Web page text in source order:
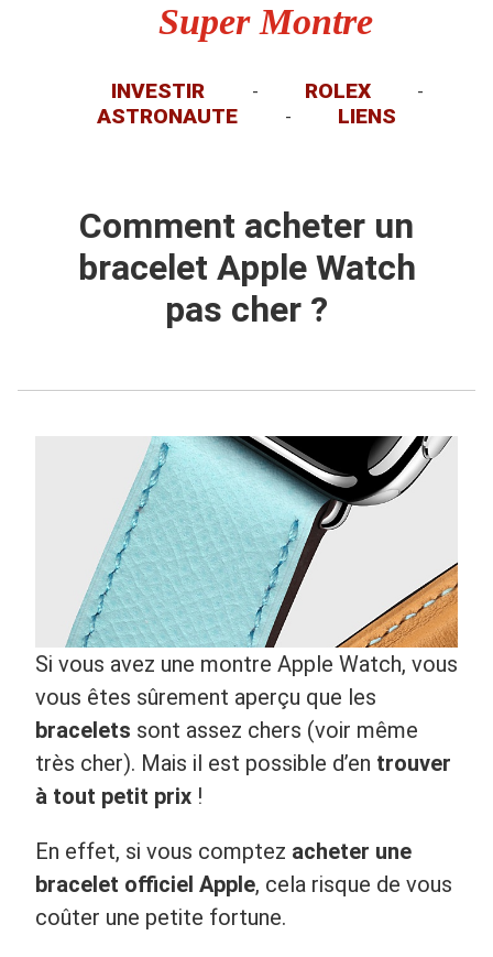
Super Montre
INVESTIR - ROLEX -
ASTRONAUTE - LIENS
Comment acheter un
bracelet Apple Watch
pas cher ?
Si vous avez une montre Apple Watch, vous
vous êtes sûrement aperçu que les
bracelets sont assez chers (voir même
très cher). Mais il est possible d’en trouver
à tout petit prix !
En effet, si vous comptez acheter une
bracelet officiel Apple, cela risque de vous
coûter une petite fortune.